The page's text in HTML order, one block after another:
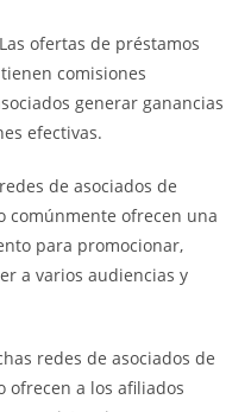
ofertas de préstamos
comisiones
generar ganancias
efectivas.
de asociados de
comúnmente ofrecen una
para promocionar,
a varios audiencias y
redes de asociados de
ofrecen a los afiliados